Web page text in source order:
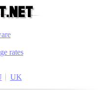
rates
UK